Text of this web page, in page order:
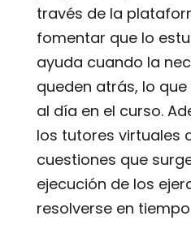
través de la
fomentar que lo
ayuda cuando la
queden atrás, lo
al día en el curso.
los tutores virtuales
cuestiones que
ejecución de los
resolverse en